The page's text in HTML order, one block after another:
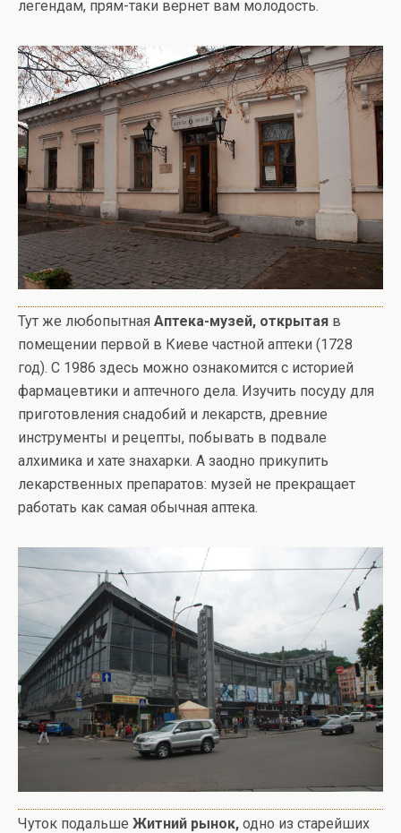
легендам, прям-таки вернет вам молодость.
Тут же любопытная Аптека-музей, открытая в
помещении первой в Киеве частной аптеки (1728
год). С 1986 здесь можно ознакомится с историей
фармацевтики и аптечного дела. Изучить посуду для
приготовления снадобий и лекарств, древние
инструменты и рецепты, побывать в подвале
алхимика и хате знахарки. А заодно прикупить
лекарственных препаратов: музей не прекращает
работать как самая обычная аптека.
Чуток подальше Житний рынок, одно из старейших